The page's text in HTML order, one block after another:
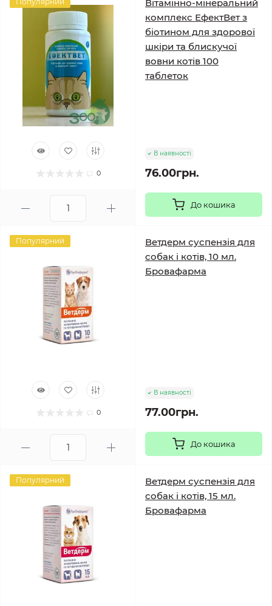
0
Вітамінно-мінеральний
комплекс ЕфектВет з
біотином для здорової
шкіри та блискучої
вовни котів 100
таблеток
В наявності
76.00грн.
До кошика
Популярний
0
Ветдерм суспензія для
собак і котів, 10 мл.
Бровафарма
В наявності
77.00грн.
До кошика
Популярний
Ветдерм суспензія для
собак і котів, 15 мл.
Бровафарма